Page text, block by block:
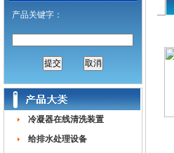
产品关键字：
冷凝器在线清洗装置
给排水处理设备